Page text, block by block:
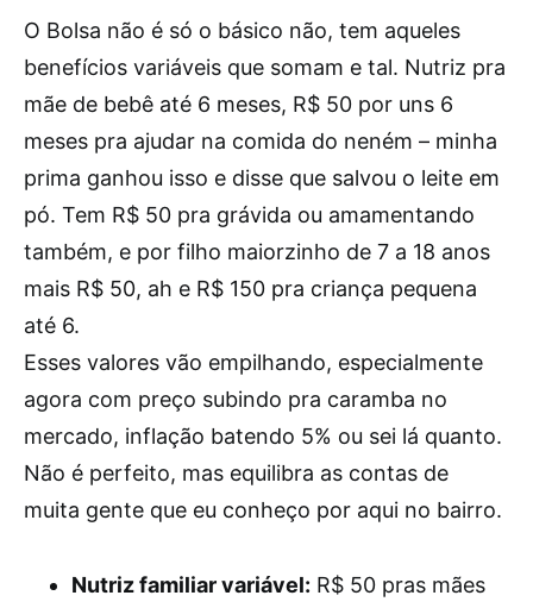
O Bolsa não é só o básico não, tem aqueles
benefícios variáveis que somam e tal. Nutriz pra
mãe de bebê até 6 meses, R$ 50 por uns 6
meses pra ajudar na comida do neném – minha
prima ganhou isso e disse que salvou o leite em
pó. Tem R$ 50 pra grávida ou amamentando
também, e por filho maiorzinho de 7 a 18 anos
mais R$ 50, ah e R$ 150 pra criança pequena
até 6.
Esses valores vão empilhando, especialmente
agora com preço subindo pra caramba no
mercado, inflação batendo 5% ou sei lá quanto.
Não é perfeito, mas equilibra as contas de
muita gente que eu conheço por aqui no bairro.
Nutriz familiar variável: R$ 50 pras mães